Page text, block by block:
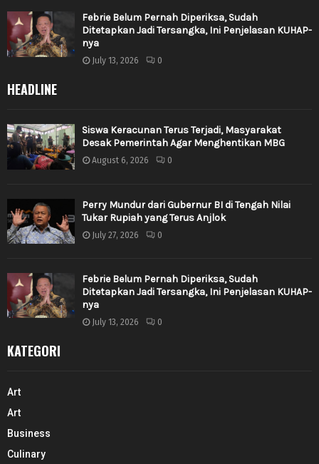
Febrie Belum Pernah Diperiksa, Sudah
Ditetapkan Jadi Tersangka, Ini Penjelasan KUHAP-
nya
July 13, 2026 0
HEADLINE
Siswa Keracunan Terus Terjadi, Masyarakat
Desak Pemerintah Agar Menghentikan MBG
August 6, 2026 0
Perry Mundur dari Gubernur BI di Tengah Nilai
Tukar Rupiah yang Terus Anjlok
July 27, 2026 0
Febrie Belum Pernah Diperiksa, Sudah
Ditetapkan Jadi Tersangka, Ini Penjelasan KUHAP-
nya
July 13, 2026 0
KATEGORI
Art
Art
Business
Culinary